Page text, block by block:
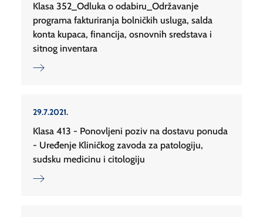
Klasa 352_Odluka o odabiru_Održavanje
programa fakturiranja bolničkih usluga, salda
konta kupaca, financija, osnovnih sredstava i
sitnog inventara
29.7.2021.
Klasa 413 - Ponovljeni poziv na dostavu ponuda
- Uređenje Kliničkog zavoda za patologiju,
sudsku medicinu i citologiju